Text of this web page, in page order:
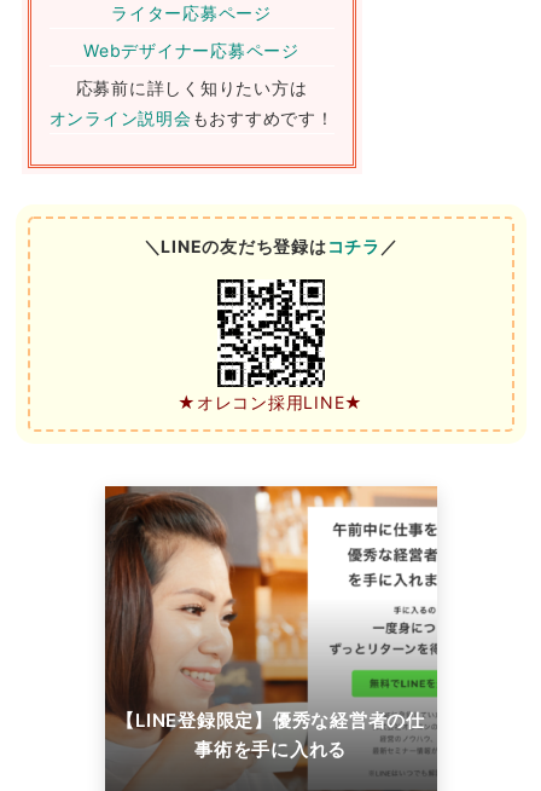
ライター応募ページ
Webデザイナー応募ページ
応募前に詳しく知りたい方は
オンライン説明会もおすすめです！
＼LINEの友だち登録はコチラ ／
★オレコン採用LINE★
【LINE登録限定】優秀な経営者の仕
事術を手に入れる